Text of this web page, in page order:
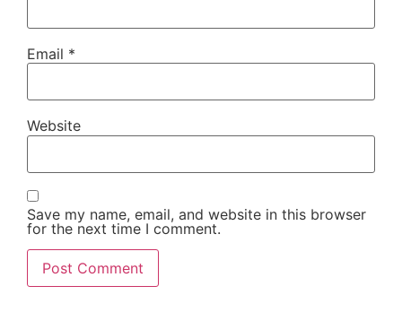
Email *
Website
Save my name, email, and website in this browser
for the next time I comment.